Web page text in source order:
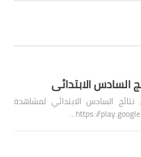
السادس الابتدائي
نتائج السادس الابتدائي لمشاهدة